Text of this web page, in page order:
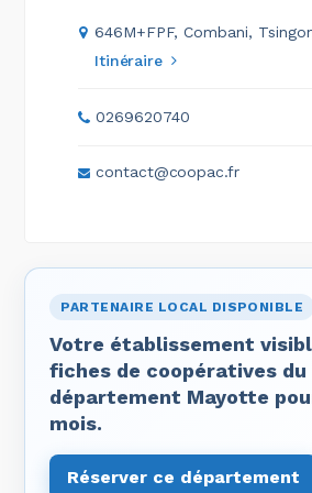
646M+FPF, Combani,
Itinéraire
0269620740
contact@coopac.fr
PARTENAIRE LOCAL DISPONIBLE
Votre établissement
fiches de coopératives du
département Mayotte
mois.
Réserver ce département